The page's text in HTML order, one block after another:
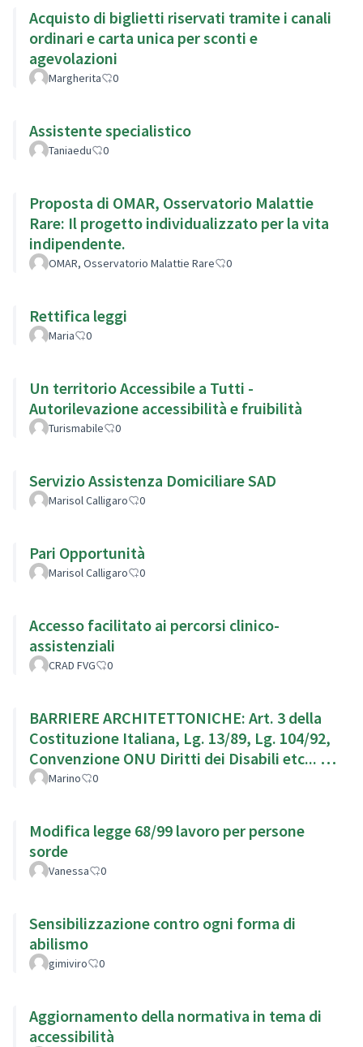
Acquisto di biglietti riservati tramite i canali
ordinari e carta unica per sconti e
agevolazioni
Margherita 0
Assistente specialistico
Taniaedu 0
Proposta di OMAR, Osservatorio Malattie
Rare: Il progetto individualizzato per la vita
indipendente.
OMAR, Osservatorio Malattie Rare 0
Rettifica leggi
Maria 0
Un territorio Accessibile a Tutti -
Autorilevazione accessibilità e fruibilità
Turismabile 0
Servizio Assistenza Domiciliare SAD
Marisol Calligaro 0
Pari Opportunità
Marisol Calligaro 0
Accesso facilitato ai percorsi clinico-
assistenziali
CRAD FVG 0
BARRIERE ARCHITETTONICHE: Art. 3 della
Costituzione Italiana, Lg. 13/89, Lg. 104/92,
Convenzione ONU Diritti dei Disabili etc... g.
104/92,
Marino 0
Modifica legge 68/99 lavoro per persone
sorde
Vanessa 0
Sensibilizzazione contro ogni forma di
abilismo
gimiviro 0
Aggiornamento della normativa in tema di
accessibilità